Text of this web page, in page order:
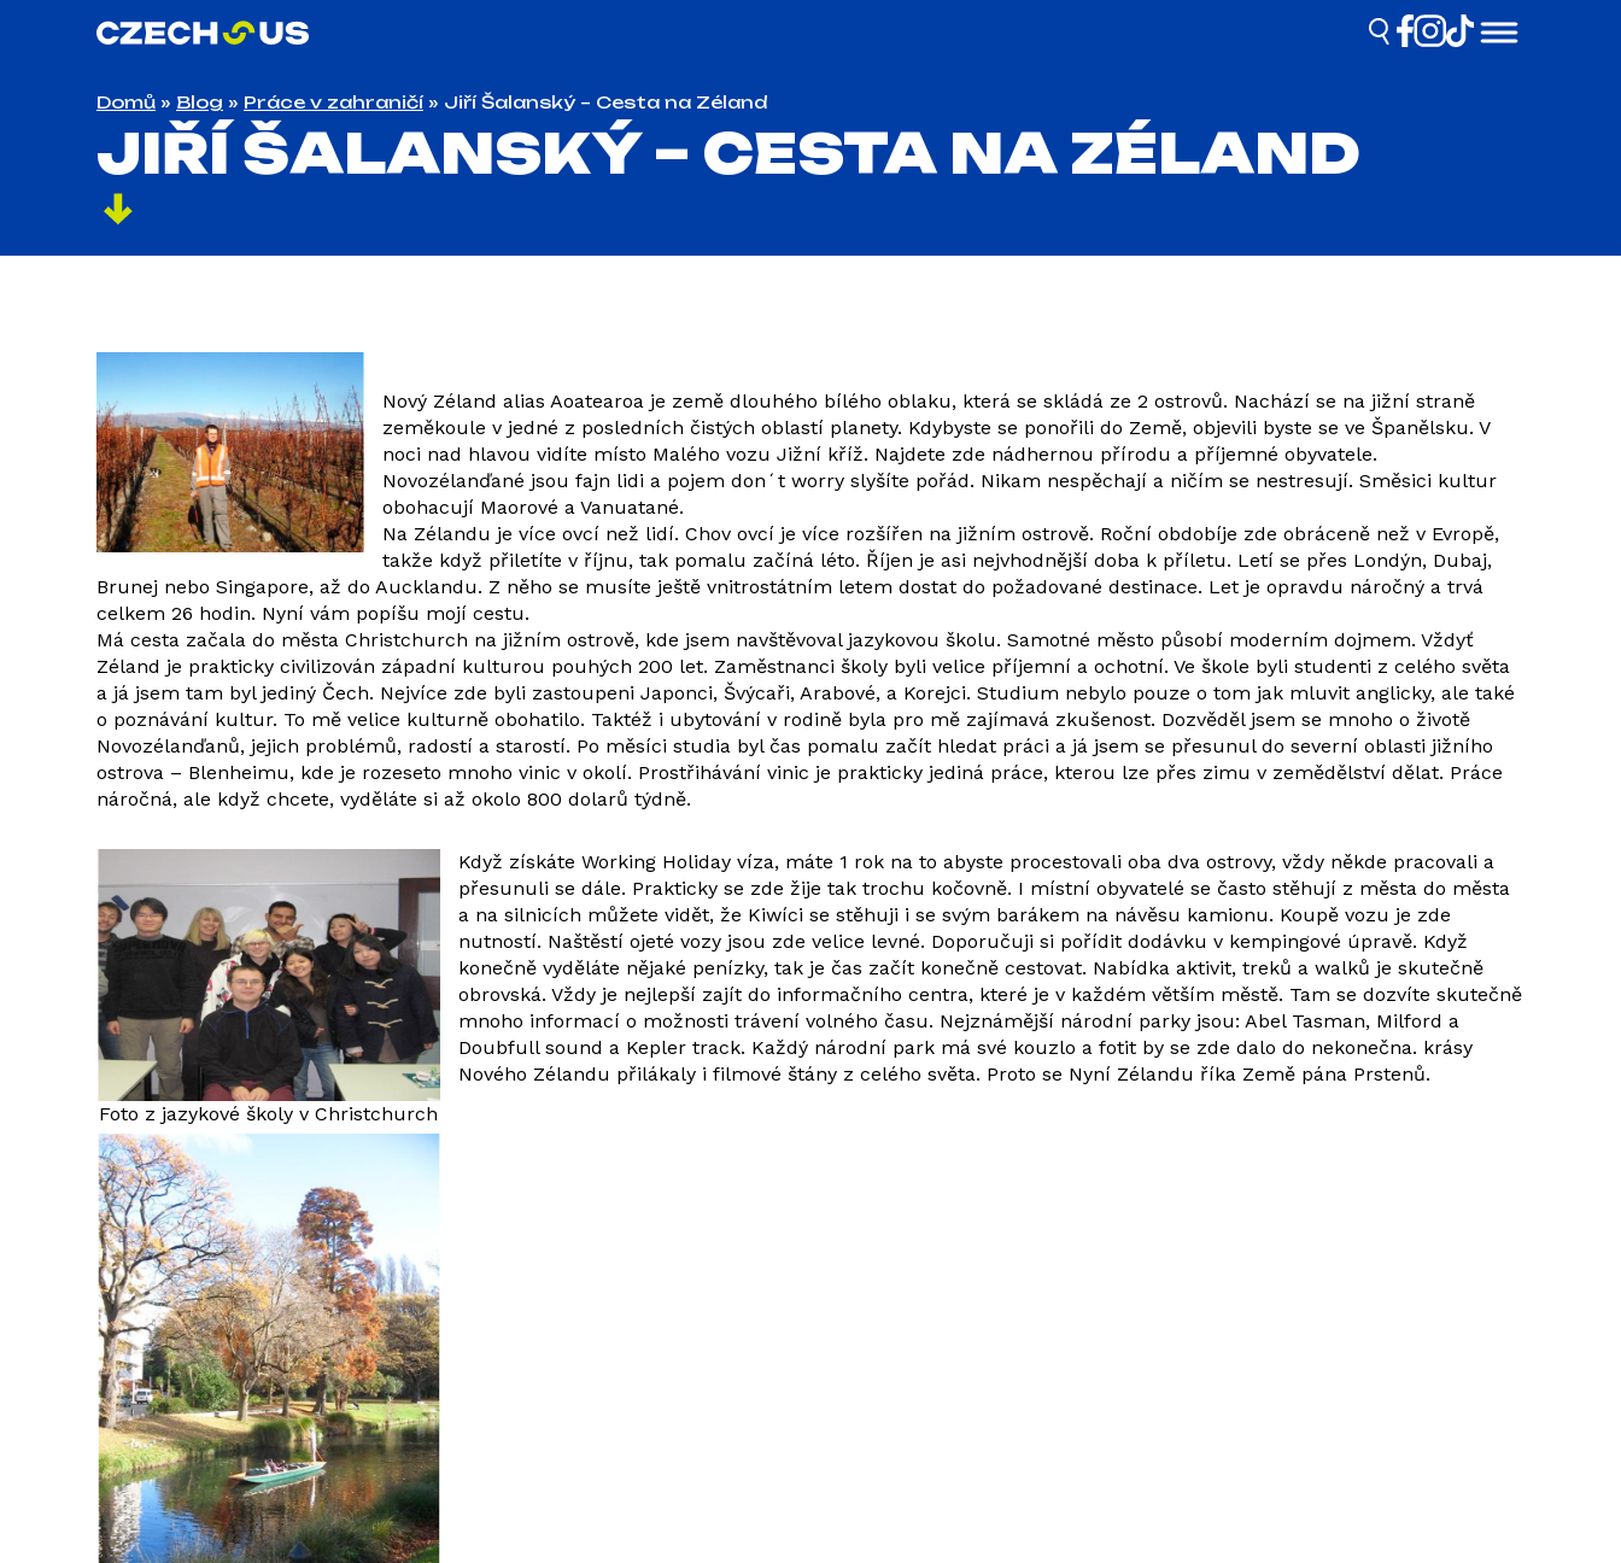
Domů » Blog » Práce v zahraničí» Jiří Šalanský – Cesta na Zéland
JIŘÍ ŠALANSKÝ – CESTA NA ZÉLAND
Nový Zéland alias Aoatearoa je země dlouhého bílého oblaku, která se skládá ze 2 ostrovů. Nachází se na jižní straně
zeměkoule v jedné z posledních čistých oblastí planety. Kdybyste se ponořili do Země, objevili byste se ve Španělsku. V
noci nad hlavou vidíte místo Malého vozu Jižní kříž. Najdete zde nádhernou přírodu a příjemné obyvatele.
Novozélanďané jsou fajn lidi a pojem don´t worry slyšíte pořád. Nikam nespěchají a ničím se nestresují. Směsici kultur
obohacují Maorové a Vanuatané.
Na Zélandu je více ovcí než lidí. Chov ovcí je více rozšířen na jižním ostrově. Roční obdobíje zde obráceně než v Evropě,
takže když přiletíte v říjnu, tak pomalu začíná léto. Říjen je asi nejvhodnější doba k příletu. Letí se přes Londýn, Dubaj,
Brunej nebo Singapore, až do Aucklandu. Z něho se musíte ještě vnitrostátním letem dostat do požadované destinace. Let je opravdu náročný a trvá
celkem 26 hodin. Nyní vám popíšu mojí cestu.
Má cesta začala do města Christchurch na jižním ostrově, kde jsem navštěvoval jazykovou školu. Samotné město působí moderním dojmem. Vždyť
Zéland je prakticky civilizován západní kulturou pouhých 200 let. Zaměstnanci školy byli velice příjemní a ochotní. Ve škole byli studenti z celého světa
a já jsem tam byl jediný Čech. Nejvíce zde byli zastoupeni Japonci, Švýcaři, Arabové, a Korejci. Studium nebylo pouze o tom jak mluvit anglicky, ale také
o poznávání kultur. To mě velice kulturně obohatilo. Taktéž i ubytování v rodině byla pro mě zajímavá zkušenost. Dozvěděl jsem se mnoho o životě
Novozélanďanů, jejich problémů, radostí a starostí. Po měsíci studia byl čas pomalu začít hledat práci a já jsem se přesunul do severní oblasti jižního
ostrova – Blenheimu, kde je rozeseto mnoho vinic v okolí. Prostřihávání vinic je prakticky jediná práce, kterou lze přes zimu v zemědělství dělat. Práce
náročná, ale když chcete, vyděláte si až okolo 800 dolarů týdně.
Foto z jazykové školy v Christchurch
Když získáte Working Holiday víza, máte 1 rok na to abyste procestovali oba dva ostrovy, vždy někde pracovali a
přesunuli se dále. Prakticky se zde žije tak trochu kočovně. I místní obyvatelé se často stěhují z města do města
a na silnicích můžete vidět, že Kiwíci se stěhuji i se svým barákem na návěsu kamionu. Koupě vozu je zde
nutností. Naštěstí ojeté vozy jsou zde velice levné. Doporučuji si pořídit dodávku v kempingové úpravě. Když
konečně vyděláte nějaké penízky, tak je čas začít konečně cestovat. Nabídka aktivit, treků a walků je skutečně
obrovská. Vždy je nejlepší zajít do informačního centra, které je v každém větším městě. Tam se dozvíte skutečně
mnoho informací o možnosti trávení volného času. Nejznámější národní parky jsou: Abel Tasman, Milford a
Doubfull sound a Kepler track. Každý národní park má své kouzlo a fotit by se zde dalo do nekonečna. krásy
Nového Zélandu přilákaly i filmové štány z celého světa. Proto se Nyní Zélandu říka Země pána Prstenů.